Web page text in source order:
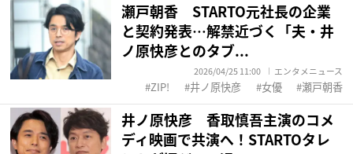
瀬戸朝香 STARTO元社長の企業
と契約発表…解禁近づく「夫・井
ノ原快彦とのタブ...
2026/04/25 11:00 エンタメニュース
ZIP! 井ノ原快彦 女優 瀬戸朝香
井ノ原快彦 香取慎吾主演のコメ
ディ映画で共演へ！STARTOタレ